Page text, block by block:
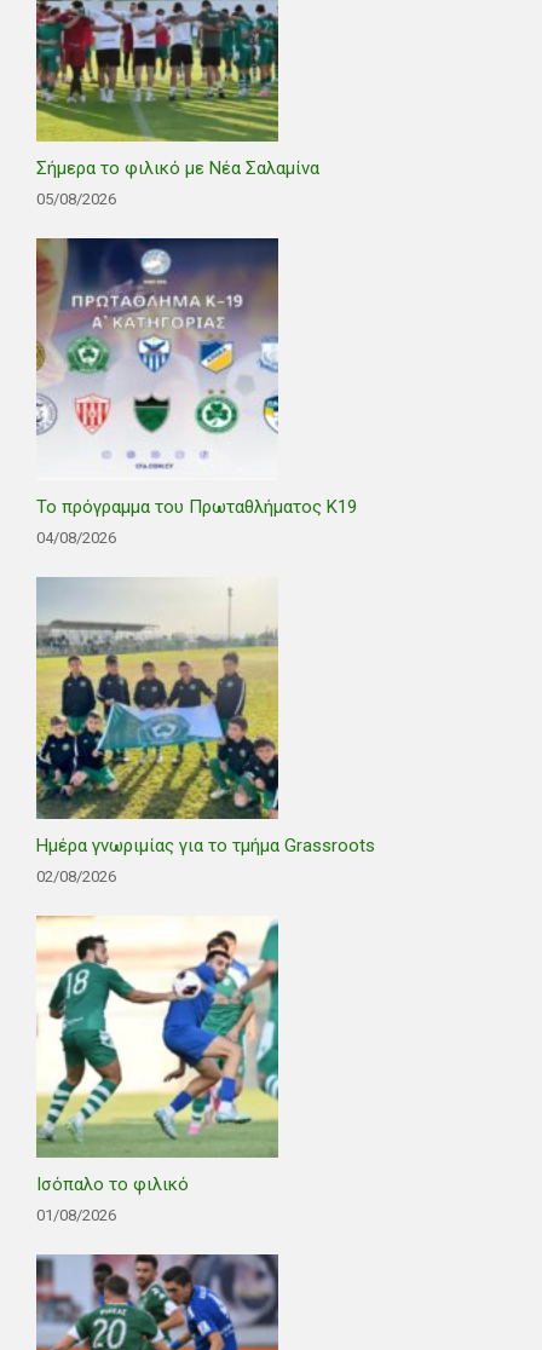
Σήμερα το φιλικό με Νέα Σαλαμίνα
05/08/2026
Το πρόγραμμα του Πρωταθλήματος Κ19
04/08/2026
Ημέρα γνωριμίας για το τμήμα Grassroots
02/08/2026
Ισόπαλο το φιλικό
01/08/2026